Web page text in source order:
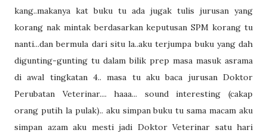
kang..makanya kat buku tu ada jugak tulis jurusan yang
korang nak mintak berdasarkan keputusan SPM korang tu
nanti...dan bermula dari situ la..aku terjumpa buku yang dah
digunting-gunting tu dalam bilik prep masa masuk asrama
di awal tingkatan 4.. masa tu aku baca jurusan Doktor
Perubatan Veterinar.... haaa... sound interesting (cakap
orang putih la pulak).. aku simpan buku tu sama macam aku
simpan azam aku mesti jadi Doktor Veterinar satu hari